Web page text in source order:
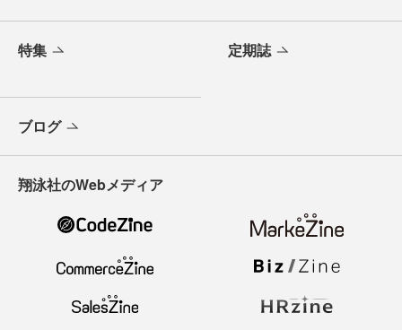
特集 定期誌
ブログ
翔泳社のWebメディア